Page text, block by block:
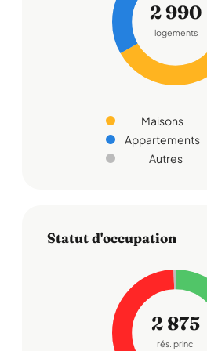
2 990
logements
Maisons
Appartements
Autres
Statut d'occupation
2 875
rés. princ.